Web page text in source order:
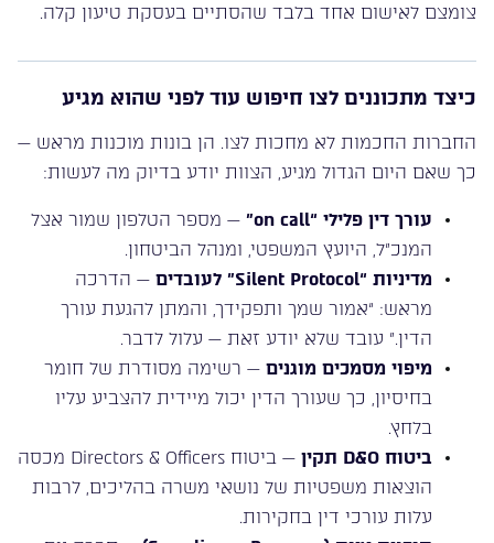
צומצם לאישום אחד בלבד שהסתיים בעסקת טיעון קלה.
כיצד מתכוננים לצו חיפוש עוד לפני שהוא מגיע
החברות החכמות לא מחכות לצו. הן בונות מוכנות מראש —
כך שאם היום הגדול מגיע, הצוות יודע בדיוק מה לעשות:
עורך דין פלילי “on call”
— מספר הטלפון שמור אצל
המנכ”ל, היועץ המשפטי, ומנהל הביטחון.
מדיניות “Silent Protocol” לעובדים
— הדרכה
מראש: “אמור שמך ותפקידך, והמתן להגעת עורך
הדין.” עובד שלא יודע זאת — עלול לדבר.
מיפוי מסמכים מוגנים — רשימה מסודרת של חומר
בחיסיון, כך שעורך הדין יכול מיידית להצביע עליו
בלחץ.
ביטוח D&O תקין
— ביטוח Directors & Officers מכסה
הוצאות משפטיות של נושאי משרה בהליכים, לרבות
עלות עורכי דין בחקירות.